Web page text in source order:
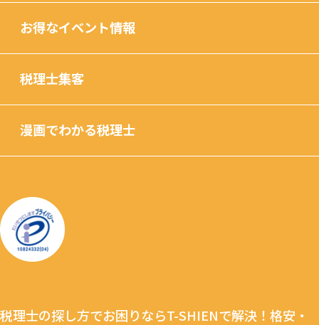
お得なイベント情報
税理士集客
漫画でわかる税理士
税理士の探し方でお困りならT-SHIENで解決！格安・